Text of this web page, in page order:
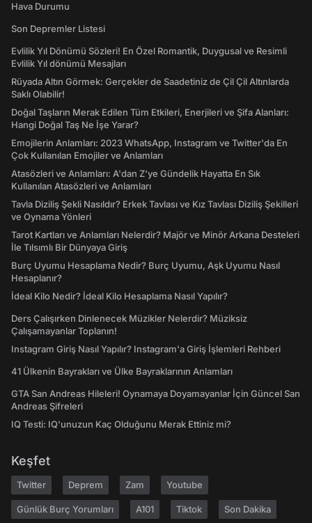
Hava Durumu
Son Depremler Listesi
Evlilik Yıl Dönümü Sözleri! En Özel Romantik, Duygusal ve Resimli
Evlilik Yıl dönümü Mesajları
Rüyada Altın Görmek: Gerçekler de Saadetiniz de Çil Çil Altınlarda
Saklı Olabilir!
Doğal Taşların Merak Edilen Tüm Etkileri, Enerjileri ve Şifa Alanları:
Hangi Doğal Taş Ne İşe Yarar?
Emojilerin Anlamları: 2023 WhatsApp, Instagram ve Twitter'da En
Çok Kullanılan Emojiler ve Anlamları
Atasözleri ve Anlamları: A'dan Z'ye Gündelik Hayatta En Sık
Kullanılan Atasözleri ve Anlamları
Tavla Diziliş Şekli Nasıldır? Erkek Tavlası ve Kız Tavlası Diziliş Şekilleri
ve Oynama Yönleri
Tarot Kartları ve Anlamları Nelerdir? Majör ve Minör Arkana Desteleri
İle Tılsımlı Bir Dünyaya Giriş
Burç Uyumu Hesaplama Nedir? Burç Uyumu, Aşk Uyumu Nasıl
Hesaplanır?
İdeal Kilo Nedir? İdeal Kilo Hesaplama Nasıl Yapılır?
Ders Çalışırken Dinlenecek Müzikler Nelerdir? Müziksiz
Çalışamayanlar Toplanın!
Instagram Giriş Nasıl Yapılır? Instagram'a Giriş İşlemleri Rehberi
41 Ülkenin Bayrakları ve Ülke Bayraklarının Anlamları
GTA San Andreas Hileleri! Oynamaya Doyamayanlar İçin Güncel San
Andreas Şifreleri
IQ Testi: IQ'unuzun Kaç Olduğunu Merak Ettiniz mi?
Keşfet
Twitter Deprem Zam Youtube
Günlük Burç Yorumları A101 Tiktok Son Dakika